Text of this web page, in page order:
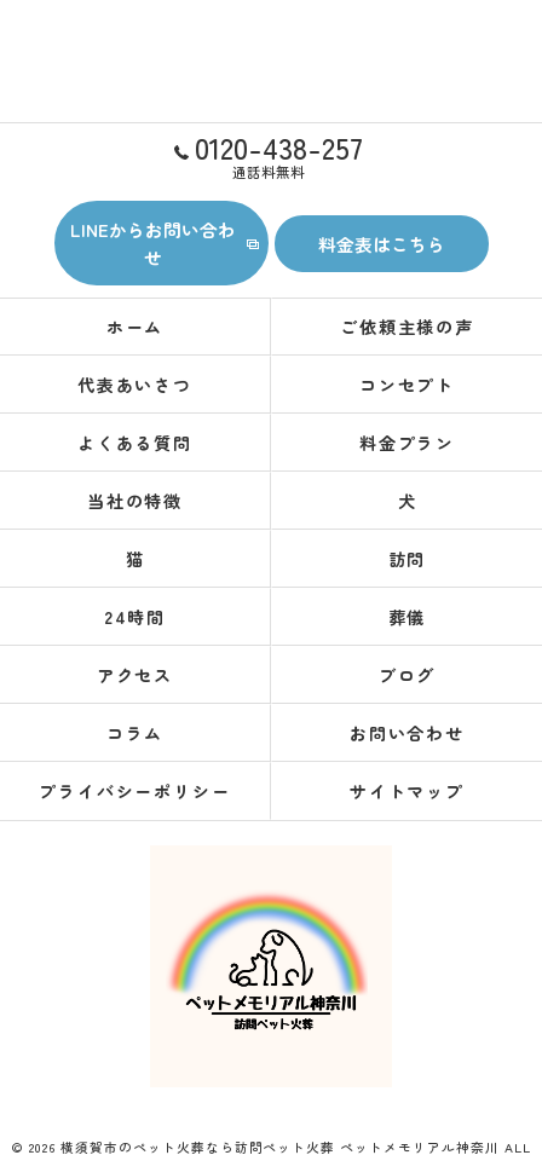
0120-438-257
通話料無料
LINEからお問い合わ
せ
料金表はこちら
ホーム ご依頼主様の声
代表あいさつ コンセプト
よくある質問 料金プラン
当社の特徴 犬
猫 訪問
24時間 葬儀
アクセス ブログ
コラム お問い合わせ
プライバシーポリシー サイトマップ
© 2026 横須賀市のペット火葬なら訪問ペット火葬 ペットメモリアル神奈川 ALL